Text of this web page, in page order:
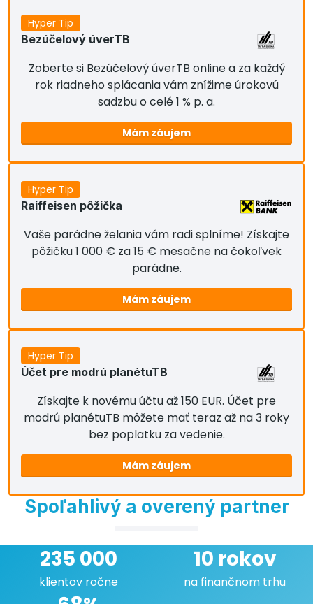
Hyper Tip
Bezúčelový úverTB
Zoberte si Bezúčelový úverTB online a za každý
rok riadneho splácania vám znížime úrokovú
sadzbu o celé 1 % p. a.
Mám záujem
Hyper Tip
Raiffeisen pôžička
Vaše parádne želania vám radi splníme! Získajte
pôžičku 1 000 € za 15 € mesačne na čokoľvek
parádne.
Mám záujem
Hyper Tip
Účet pre modrú planétuTB
Získajte k novému účtu až 150 EUR. Účet pre
modrú planétuTB môžete mať teraz až na 3 roky
bez poplatku za vedenie.
Mám záujem
Spoľahlivý a overený partner
235 000
klientov ročne
10 rokov
na finančnom trhu